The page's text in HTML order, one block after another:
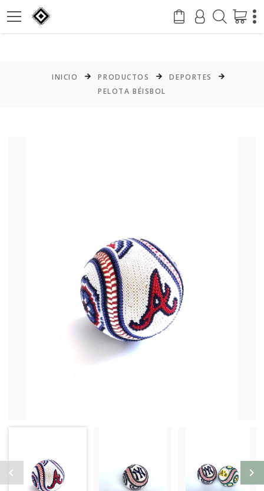
INICIO PRODUCTOS
DEPORTES
PELOTA BÉISBOL